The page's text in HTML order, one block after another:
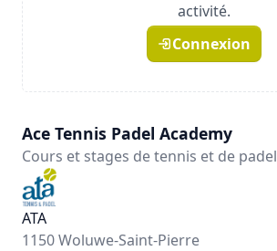
activité.
Connexion
Ace Tennis Padel Academy
Cours et stages de tennis et de padel
ATA
1150 Woluwe-Saint-Pierre